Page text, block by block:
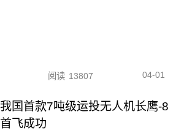
阅读 13807 04-01
我国首款7吨级运投无人机长鹰-8
首飞成功